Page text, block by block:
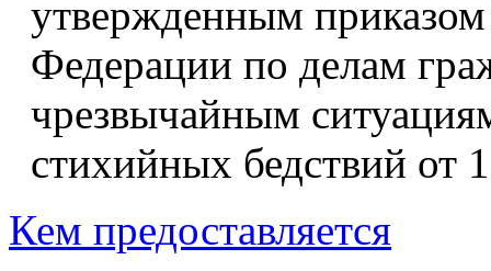
утвержденным
Федерации по делам
чрезвычайным
стихийных бедствий от
Кем предоставляется